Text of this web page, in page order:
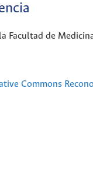
Facultad de
Commons